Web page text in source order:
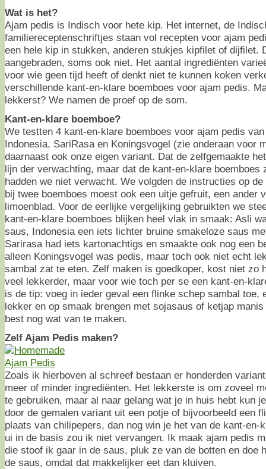
Wat is het?
Ajam pedis is Indisch voor hete kip. Het internet, de
familiereceptenschriftjes staan vol recepten voor ajam
een hele kip in stukken, anderen stukjes kipfilet of dijfilet.
aangebraden, soms ook niet. Het aantal ingrediënten
voor wie geen tijd heeft of denkt niet te kunnen koken
verschillende kant-en-klare boemboes voor ajam pedis.
lekkerst? We namen de proef op de som.
Kant-en-klare boemboe?
We testten 4 kant-en-klare boemboes voor ajam pedis
Indonesia, SariRasa en Koningsvogel (zie onderaan voor
daarnaast ook onze eigen variant. Dat de zelfgemaakte
lijn der verwachting, maar dat de kant-en-klare boemboes
hadden we niet verwacht. We volgden de instructies op
bij twee boemboes moest ook een uitje gefruit, een ander
limoenblad. Voor de eerlijke vergelijking gebruikten we
kant-en-klare boemboes blijken heel vlak in smaak: Asli
saus, Indonesia een iets lichter bruine smakeloze saus
Sarirasa had iets kartonachtigs en smaakte ook nog een
alleen Koningsvogel was pedis, maar toch ook niet echt
sambal zat te eten. Zelf maken is goedkoper, kost niet zo
veel lekkerder, maar voor wie toch per se een kant-en-
is de tip: voeg in ieder geval een flinke schep sambal toe,
lekker en op smaak brengen met sojasaus of ketjap
best nog wat van te maken.
Zelf Ajam Pedis maken?
Zoals ik hierboven al schreef bestaan er honderden
meer of minder ingrediënten. Het lekkerste is om zoveel
te gebruiken, maar al naar gelang wat je in huis hebt kun
door de gemalen variant uit een potje of bijvoorbeeld een
plaats van chilipepers, dan nog win je het van de kant-en-
ui in de basis zou ik niet vervangen. Ik maak ajam pedis
die stoof ik gaar in de saus, pluk ze van de botten en doe
de saus, omdat dat makkelijker eet dan kluiven.